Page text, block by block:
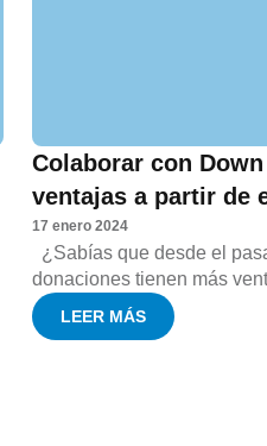
Colaborar con
ventajas a partir de
17 enero 2024
¿Sabías que desde el
donaciones tienen más
LEER MÁS